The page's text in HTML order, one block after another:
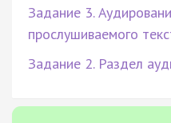
Задание 3.
прослушиваемого
Задание 2. Раздел